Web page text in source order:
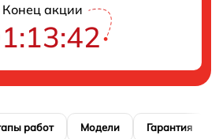
Конец акции
работ Модели Гарантия